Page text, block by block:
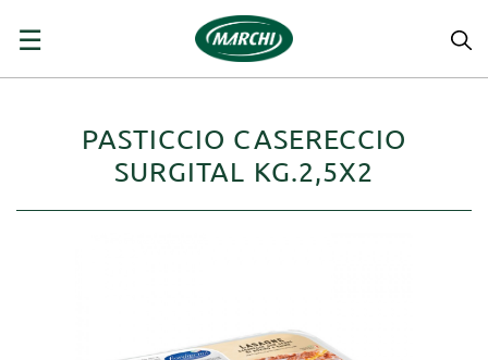
navigazione
☰
PASTICCIO CASERECCIO
SURGITAL KG.2,5X2